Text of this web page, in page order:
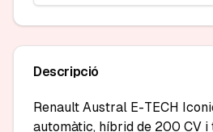
Descripció
Renault Austral E-TECH
automàtic, híbrid de 200 CV